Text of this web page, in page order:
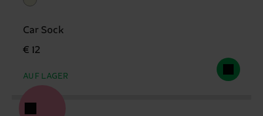
Car Sock
€ 12
AUF LAGER